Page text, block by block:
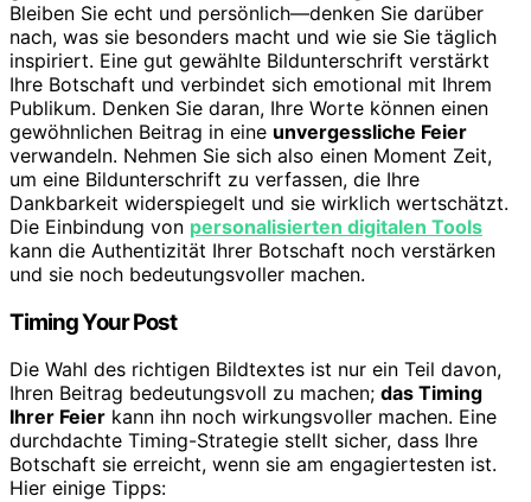
Bleiben Sie echt und persönlich—denken Sie darüber
nach, was sie besonders macht und wie sie Sie täglich
inspiriert. Eine gut gewählte Bildunterschrift verstärkt
Ihre Botschaft und verbindet sich emotional mit Ihrem
Publikum. Denken Sie daran, Ihre Worte können einen
gewöhnlichen Beitrag in eine unvergessliche Feier
verwandeln. Nehmen Sie sich also einen Moment Zeit,
um eine Bildunterschrift zu verfassen, die Ihre
Dankbarkeit widerspiegelt und sie wirklich wertschätzt.
Die Einbindung von personalisierten digitalen Tools
kann die Authentizität Ihrer Botschaft noch verstärken
und sie noch bedeutungsvoller machen.
Timing Your Post
Die Wahl des richtigen Bildtextes ist nur ein Teil davon,
Ihren Beitrag bedeutungsvoll zu machen; das Timing
Ihrer Feier kann ihn noch wirkungsvoller machen. Eine
durchdachte Timing-Strategie stellt sicher, dass Ihre
Botschaft sie erreicht, wenn sie am engagiertesten ist.
Hier einige Tipps: